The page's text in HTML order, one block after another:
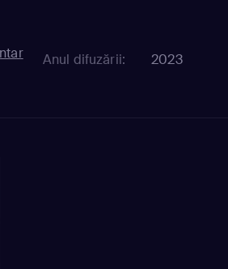
Anul difuzării:
2023